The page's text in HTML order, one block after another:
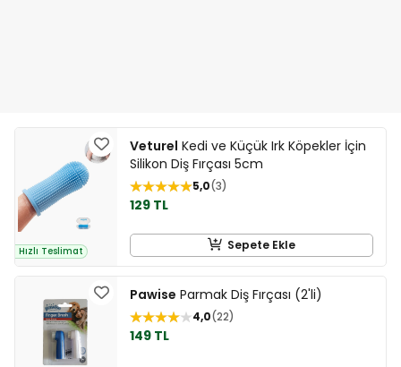
Hızlı Teslimat
Veturel Kedi ve Küçük Irk Köpekler İçin
Silikon Diş Fırçası 5cm
5,0 3
129 TL
Sepete Ekle
Pawise Parmak Diş Fırçası (2'li)
4,0 22
149 TL